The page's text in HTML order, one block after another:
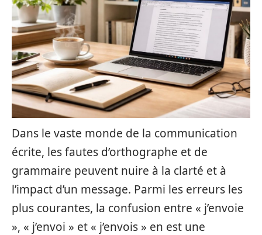
Dans le vaste monde de la communication
écrite, les fautes d’orthographe et de
grammaire peuvent nuire à la clarté et à
l’impact d’un message. Parmi les erreurs les
plus courantes, la confusion entre « j’envoie
», « j’envoi » et « j’envois » en est une